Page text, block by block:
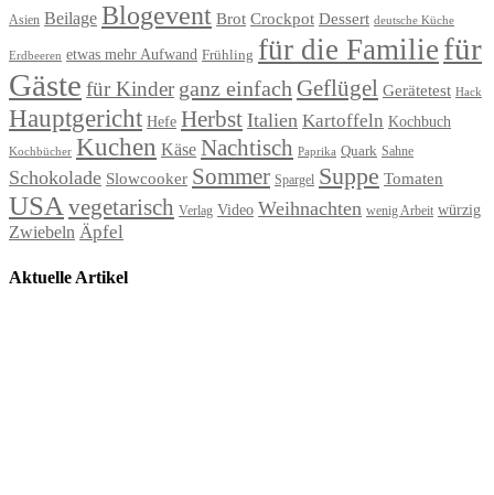
Asien Beilage Blogevent Brot Crockpot Dessert deutsche Küche
Erdbeeren etwas mehr Aufwand Frühling für die Familie für
Gäste für Kinder ganz einfach Geflügel Gerätetest Hack
Hauptgericht Hefe Herbst Italien Kartoffeln Kochbuch
Kochbücher Kuchen Käse Nachtisch Paprika Quark Sahne
Schokolade Slowcooker Sommer Spargel Suppe Tomaten
USAvegetarisch Verlag Video Weihnachten wenig Arbeit würzig
Zwiebeln Äpfel
Aktuelle Artikel